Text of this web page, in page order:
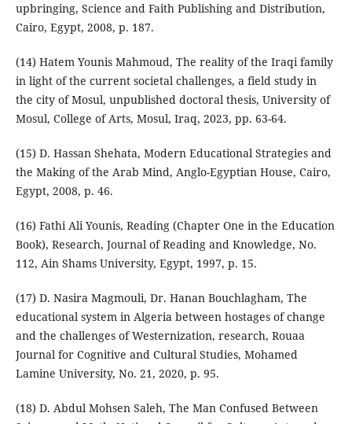
upbringing, Science and Faith Publishing and Distribution,
Cairo, Egypt, 2008, p. 187.
(14) Hatem Younis Mahmoud, The reality of the Iraqi family
in light of the current societal challenges, a field study in
the city of Mosul, unpublished doctoral thesis, University of
Mosul, College of Arts, Mosul, Iraq, 2023, pp. 63-64.
(15) D. Hassan Shehata, Modern Educational Strategies and
the Making of the Arab Mind, Anglo-Egyptian House, Cairo,
Egypt, 2008, p. 46.
(16) Fathi Ali Younis, Reading (Chapter One in the Education
Book), Research, Journal of Reading and Knowledge, No.
112, Ain Shams University, Egypt, 1997, p. 15.
(17) D. Nasira Magmouli, Dr. Hanan Bouchlagham, The
educational system in Algeria between hostages of change
and the challenges of Westernization, research, Rouaa
Journal for Cognitive and Cultural Studies, Mohamed
Lamine University, No. 21, 2020, p. 95.
(18) D. Abdul Mohsen Saleh, The Man Confused Between